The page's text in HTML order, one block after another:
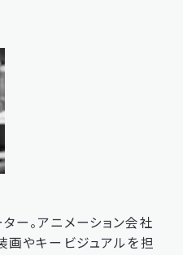
ー。アニメーション会社
画やキービジュアルを担